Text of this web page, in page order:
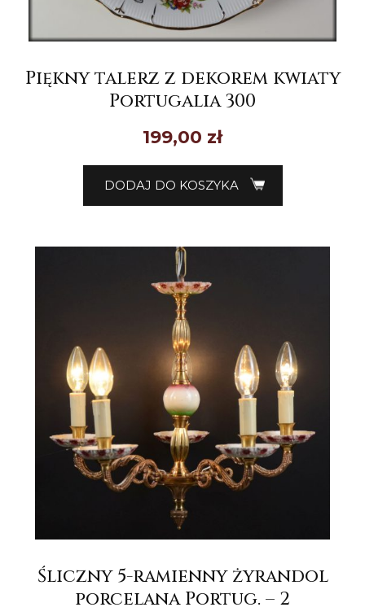
Piękny talerz z dekorem kwiaty
Portugalia 300
199,00 zł
DODAJ DO KOSZYKA
Śliczny 5-ramienny żyrandol
porcelana Portug. – 2